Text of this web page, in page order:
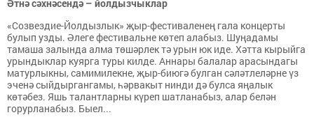
Әтнә сәхнәсендә – йолдызчыклар
«Созвездие-Йолдызлык» җыр-фестиваленең гала концерты
булып узды. Әлеге фестивальне көтеп алабыз. Шуңадамы
тамаша залында алма төшәрлек тә урын юк иде. Хәтта кырыйга
урындыклар куярга туры килде. Аннары балалар арасындагы
матурлыкны, самимилекне, җыр-биюгә булган сәләтлеләрне үз
эченә сыйдыргангамы, һәрвакыт нинди дә булса яңалык
көтәбез. Яшь талантларны күреп шатланабыз, алар белән
горурланабыз. Быел...